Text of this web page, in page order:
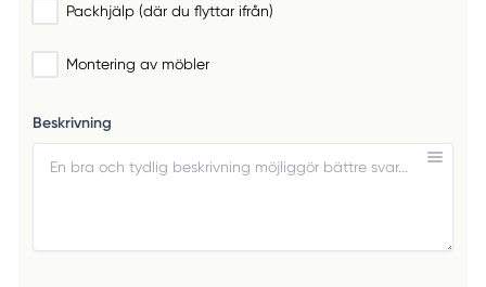
Packhjälp (där du flyttar ifrån)
Montering av möbler
Beskrivning